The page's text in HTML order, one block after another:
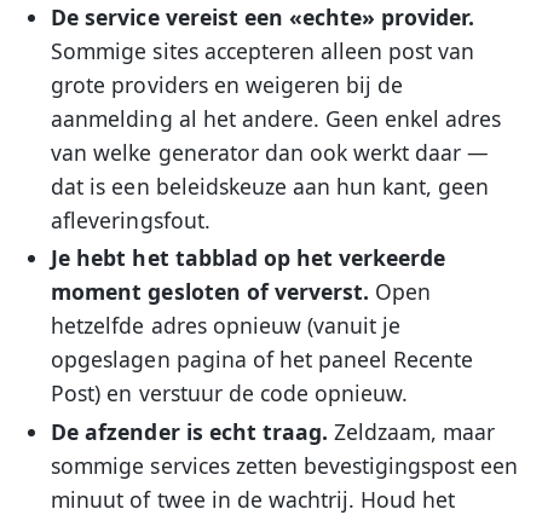
De service vereist een «echte» provider.
Sommige sites accepteren alleen post van
grote providers en weigeren bij de
aanmelding al het andere. Geen enkel adres
van welke generator dan ook werkt daar —
dat is een beleidskeuze aan hun kant, geen
afleveringsfout.
Je hebt het tabblad op het verkeerde
moment gesloten of ververst. Open
hetzelfde adres opnieuw (vanuit je
opgeslagen pagina of het paneel Recente
Post) en verstuur de code opnieuw.
De afzender is echt traag. Zeldzaam, maar
sommige services zetten bevestigingspost een
minuut of twee in de wachtrij. Houd het